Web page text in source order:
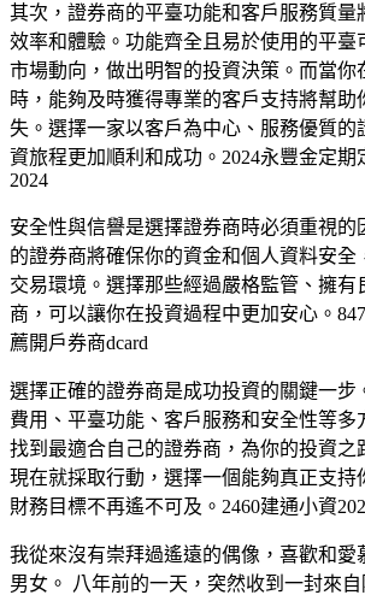
其次，證券商的平臺功能和客戶服務質量
效率和體驗。功能齊全且易於使用的平臺
市場動向，做出明智的投資決策。而當你
時，能夠及時獲得專業的客戶支持將幫助
失。選擇一家以客戶為中心、服務優質的
資旅程更加順利和成功。2024永豐金定期
2024
安全性與信譽是選擇證券商時必須重視的
的證券商將確保你的資金和個人資料安全
交易環境。選擇那些經過嚴格監管、擁有
商，可以讓你在投資過程中更加安心。
薦開戶券商dcard
選擇正確的證券商是成功投資的關鍵一步
費用、平臺功能、客戶服務和安全性等多
找到最適合自己的證券商，為你的投資之
現在就採取行動，選擇一個能夠真正支持
財務目標不再遙不可及。2460建通小資
我從來沒有崇拜過遙遠的偶像，喜歡和愛
男女。 八年前的一天，突然收到一封來自